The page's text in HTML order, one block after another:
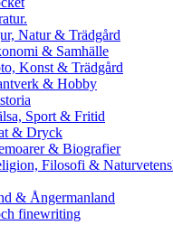
Natur & Trädgård
& Samhälle
Konst & Trädgård
& Hobby
Sport & Fritid
& Dryck
& Biografier
Filosofi &
& Ångermanland
finewriting